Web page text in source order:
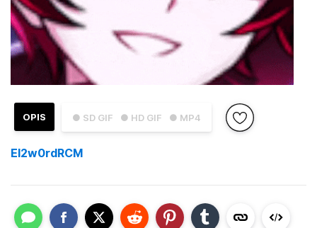
● SD GIF ● HD GIF ● MP4
OPIS
El2w0rdRCM